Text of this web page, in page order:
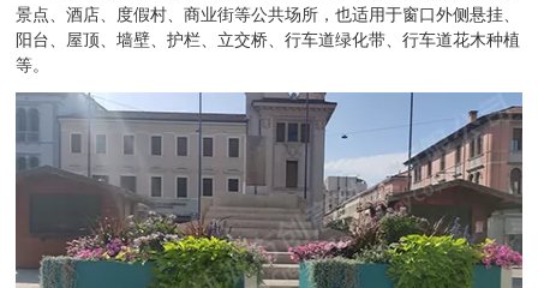
景点、酒店、度假村、商业街等公共场所，也适用于窗口外侧悬挂、
阳台、屋顶、墙壁、护栏、立交桥、行车道绿化带、行车道花木种植
等。